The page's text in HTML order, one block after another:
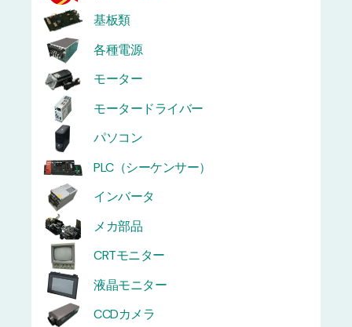
基板類
各種電源
モーター
モータードライバー
パソコン
PLC（シーケンサー）
インバータ
メカ部品
CRTモニター
液晶モニター
CCDカメラ